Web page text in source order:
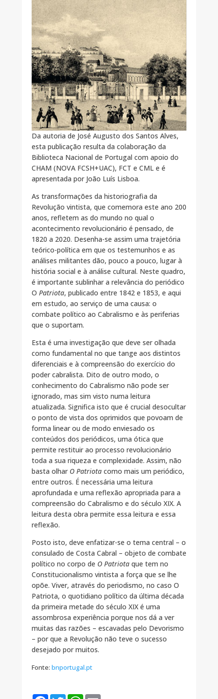
Da autoria de José Augusto dos Santos Alves,
esta publicação resulta da colaboração da
Biblioteca Nacional de Portugal com apoio do
CHAM (NOVA FCSH+UAC), FCT e CML e é
apresentada por João Luís Lisboa.
As transformações da historiografia da
Revolução vintista, que comemora este ano 200
anos, refletem as do mundo no qual o
acontecimento revolucionário é pensado, de
1820 a 2020. Desenha-se assim uma trajetória
teórico-política em que os testemunhos e as
análises militantes dão, pouco a pouco, lugar à
história social e à análise cultural. Neste quadro,
é importante sublinhar a relevância do periódico
O Patriota, publicado entre 1842 e 1853, e aqui
em estudo, ao serviço de uma causa: o
combate político ao Cabralismo e às periferias
que o suportam.
Esta é uma investigação que deve ser olhada
como fundamental no que tange aos distintos
diferenciais e à compreensão do exercício do
poder cabralista. Dito de outro modo, o
conhecimento do Cabralismo não pode ser
ignorado, mas sim visto numa leitura
atualizada. Significa isto que é crucial desocultar
o ponto de vista dos oprimidos que povoam de
forma linear ou de modo enviesado os
conteúdos dos periódicos, uma ótica que
permite restituir ao processo revolucionário
toda a sua riqueza e complexidade. Assim, não
basta olhar O Patriotacomo mais um periódico,
entre outros. É necessária uma leitura
aprofundada e uma reflexão apropriada para a
compreensão do Cabralismo e do século XIX. A
leitura desta obra permite essa leitura e essa
reflexão.
Posto isto, deve enfatizar-se o tema central – o
consulado de Costa Cabral – objeto de combate
político no corpo de O Patriotaque tem no
Constitucionalismo vintista a força que se lhe
opõe. Viver, através do periodismo, no caso O
Patriota, o quotidiano político da última década
da primeira metade do século XIX é uma
assombrosa experiência porque nos dá a ver
muitas das razões – escavadas pelo Devorismo
– por que a Revolução não teve o sucesso
desejado por muitos.
Fonte: bnportugal.pt